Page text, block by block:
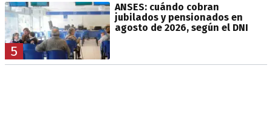
5
ANSES: cuándo cobran
jubilados y pensionados en
agosto de 2026, según el DNI